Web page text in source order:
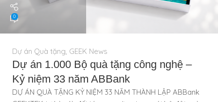
0
Dự án Quà tặng, GEEK News
Dự án 1.000 Bộ quà tặng công nghệ –
Kỷ niệm 33 năm ABBank
DỰ ÁN QUÀ TẶNG KỶ NIỆM 33 NĂM THÀNH LẬP ABBank